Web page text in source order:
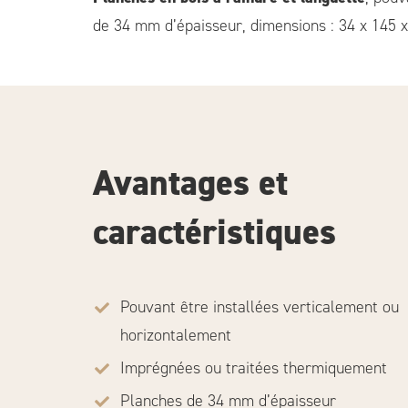
de 34 mm d’épaisseur, dimensions : 34 x 145
Avantages et
caractéristiques
Pouvant être installées verticalement ou
horizontalement
Imprégnées ou traitées thermiquement
Planches de 34 mm d’épaisseur